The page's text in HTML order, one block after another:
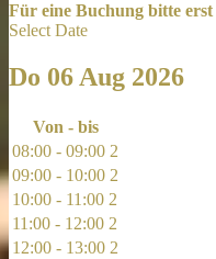
Für eine Buchung bitte erst
Select Date
Do 06 Aug 2026
Von - bis
08:00 - 09:00 2
09:00 - 10:00 2
10:00 - 11:00 2
11:00 - 12:00 2
12:00 - 13:00 2